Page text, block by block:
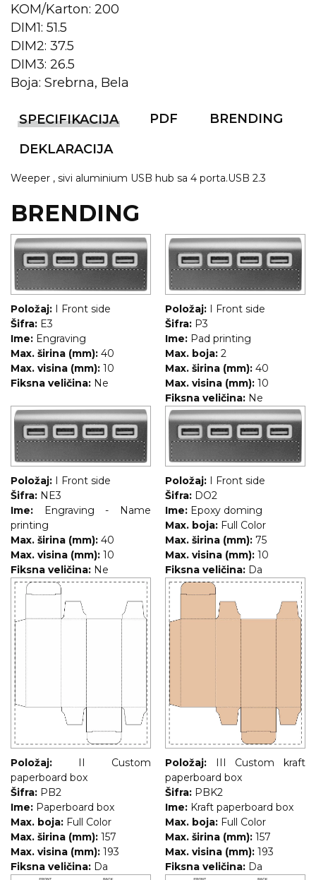
STRETCH TOPS
SUBLIMACIJA
CRICKET UPALJAČI
JAKNE I PRSLUCI
PRIBOR ZA PISANJE
NARUKVICE ZA ŽURKE I
DOGAĐAJE
ID PLOČICA
TERMOSI
BOCE
TEHNOLOGIJA
KANCELARIJA
KUĆNI SETOVI
OLOVKE
PRIVESCI & ALATI
TORBE & PUTOVANJE
TEKSTIL
RADNA OPREMA
KOM/Karton: 200
DIM1: 51.5
DIM2: 37.5
DIM3: 26.5
Boja: Srebrna, Bela
SPECIFIKACIJA PDF
BRENDING
DEKLARACIJA
Weeper , sivi aluminium USB hub sa 4 porta.USB 2.3
BRENDING
Položaj: I Front side
Šifra: E3
Ime: Engraving
Max. širina (mm): 40
Max. visina (mm): 10
Fiksna veličina: Ne
Položaj: I Front side
Šifra: P3
Ime: Pad printing
Max. boja: 2
Max. širina (mm): 40
Max. visina (mm): 10
Fiksna veličina: Ne
Položaj: I Front side
Šifra: NE3
Ime:
Engraving - Name
printing
Max. širina (mm): 40
Max. visina (mm): 10
Fiksna veličina: Ne
Položaj: I Front side
Šifra: DO2
Ime: Epoxy doming
Max. boja: Full Color
Max. širina (mm): 75
Max. visina (mm): 10
Fiksna veličina: Da
Položaj:
II Custom
paperboard box
Šifra: PB2
Ime: Paperboard box
Max. boja: Full Color
Max. širina (mm): 157
Max. visina (mm): 193
Fiksna veličina: Da
Položaj:
III Custom kraft
paperboard box
Šifra: PBK2
Ime: Kraft paperboard box
Max. boja: Full Color
Max. širina (mm): 157
Max. visina (mm): 193
Fiksna veličina: Da